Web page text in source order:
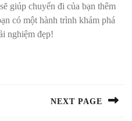
giúp chuyến đi của bạn thêm
có một hành trình khám phá
nghiệm đẹp!
NEXT PAGE